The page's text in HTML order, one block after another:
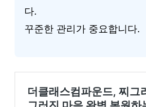
다.
꾸준한 관리가 중요합니다.